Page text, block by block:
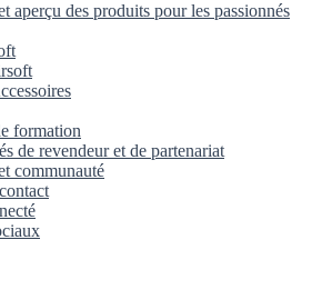
aperçu des produits pour les passionnés
formation
de revendeur et de partenariat
communauté